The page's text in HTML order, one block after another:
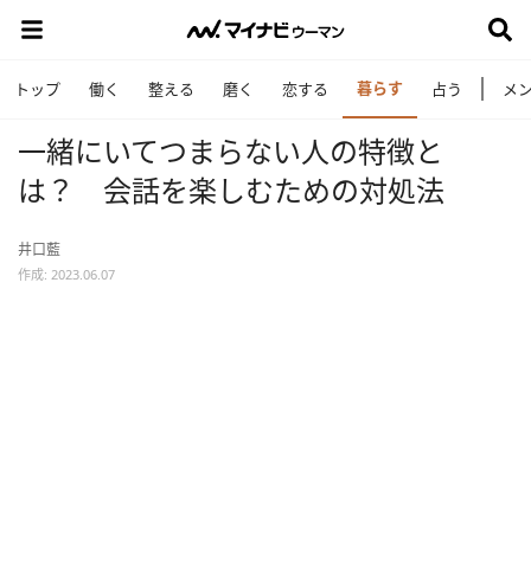
トップ 働く 整える 磨く 恋する 暮らす 占う メ
一緒にいてつまらない人の特徴と
は？ 会話を楽しむための対処法
井口藍
作成: 2023.06.07